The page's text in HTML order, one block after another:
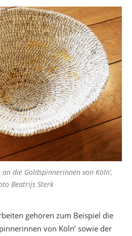
die Goldspinnerinnen von Köln’,
Beatrijs Sterk
gehören zum Beispiel die
von Köln’ sowie der